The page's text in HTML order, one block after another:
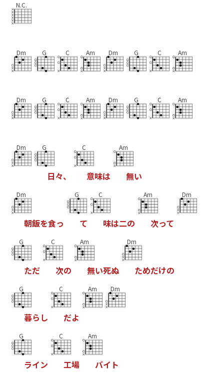
N.C.
Dm G C Am Dm G C Am
Dm G C Am Dm G C Am
Dm G
日々、
C
意味は
Am
無い
Dm
朝飯を食っ
G
て
C
味は二の
Am
次って
Dm
G
ただ
C
次の
Am
無い死ぬ
Dm
ためだけの
G
暮ら し
C
だよ
Am Dm
G
ライン
C
工場
Am
バイ ト